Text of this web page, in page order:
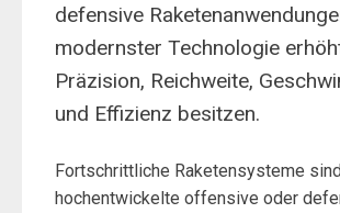
defensive
modernster Technologie
Präzision, Reichweite,
und Effizienz besitzen.
Fortschrittliche Raketensysteme
hochentwickelte offensive oder